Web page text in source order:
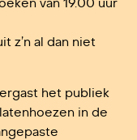
van 19.00 uur
z’n al dan niet
het publiek
in de